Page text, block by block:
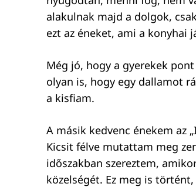
alakulnak majd a dolgok,
ezt az éneket, ami a konyhai
Még jó, hogy a gyerekek
olyan is, hogy egy dallamot
a kisfiam.
A másik kedvenc énekem az
Kicsit félve mutattam meg
időszakban szereztem,
közelségét. Ez meg is